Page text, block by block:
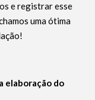
e registrar esse
uma ótima
elaboração do